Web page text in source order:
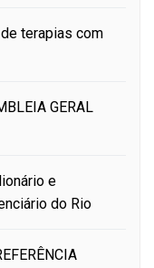
terapias com
GERAL
e
do Rio